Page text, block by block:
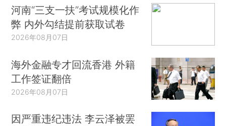
河南“三支一扶”考试规模化作
弊 内外勾结提前获取试卷
2026年08月07日
海外金融专才回流香港 外籍
工作签证翻倍
2026年08月07日
因严重违纪违法 李云泽被罢